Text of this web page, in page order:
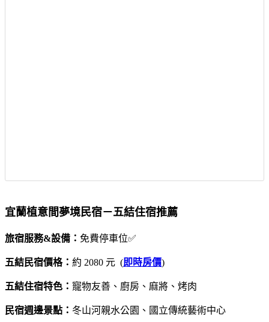
宜蘭植意間夢境民宿－五結住宿推薦
旅宿服務&設備： 免費停車位✅
五結民宿價格： 約 2080 元 (即時房價)
五結住宿特色： 寵物友善、廚房、麻將、烤肉
民宿週邊景點： 冬山河親水公園、國立傳統藝術中心